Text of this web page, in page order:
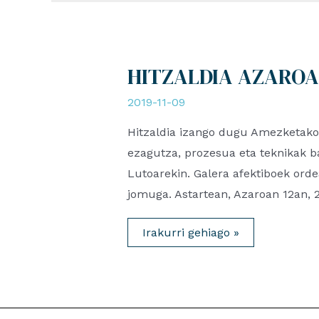
HITZALDIA
2019-11-09
Hitzaldia izango dugu
ezagutza, prozesua eta teknikak
Lutoarekin. Galera afektiboek
jomuga. Astartean, Azaroan
HITZALDIA
AZAROAK
12,
Irakurri gehiago »